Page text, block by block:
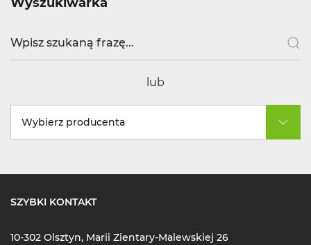
lub
Wybierz producenta
SZYBKI KONTAKT
10-302 Olsztyn, Marii Zientary-Malewskiej 26